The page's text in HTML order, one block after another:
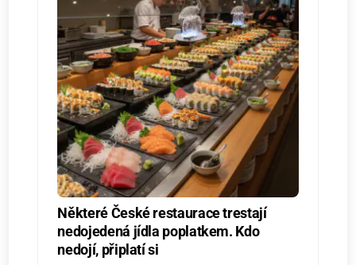
Některé České restaurace trestají
nedojedená jídla poplatkem. Kdo
nedojí, připlatí si